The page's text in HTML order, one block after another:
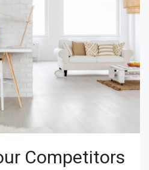
Competitors